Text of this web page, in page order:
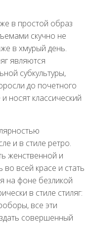
в простой образ
скучно не
в хмурый день.
являются
субкультуры,
до почетного
носят классический
и в стиле ретро.
женственной и
всей красе и стать
на фоне безликой
в стиле стиляг:
все эти
совершенный